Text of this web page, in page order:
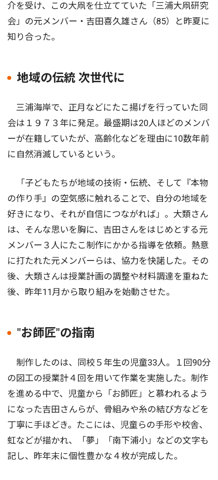
介を受け、この大凧を仕立てていた「三浦大凧研究
会」の元メンバー・吉田喜久雄さん（85）と昨夏に
知り合った。
地域の伝統 次世代に
三浦海岸で、正月などにたこ揚げを行っていた同
会は１９７３年に発足。最盛期は20人ほどのメンバ
ーが在籍していたが、高齢化などを理由に10数年前
に自然消滅しているという。
「子どもたちが地域の技術・伝統、そして『本物
の作り手』の空気感に触れることで、自分の地域を
好きになり、それが自信につながれば」。大類さん
は、そんな思いを胸に、吉田さんをはじめとする元
メンバー３人にたこ制作にかかる指導を依頼。熱意
に打たれた元メンバーらは、協力を快諾した。その
後、大類さんは授業計画の調整や材料調達を重ねた
後、昨年11月から取り組みを始動させた。
"お師匠"の指南
制作したのは、同校５年生の児童33人。１回90分
の図工の授業計４回を用いて作業を実施した。制作
を進める中で、児童から「お師匠」と慕われるよう
になった吉田さんらが、骨組みや糸の結び方などを
丁寧に手ほどき。たこには、児童らの手形や校舎、
虹などが描かれ、「夢」「南下浦小」などの文字も
記し、昨年末に個性豊かな４枚が完成した。